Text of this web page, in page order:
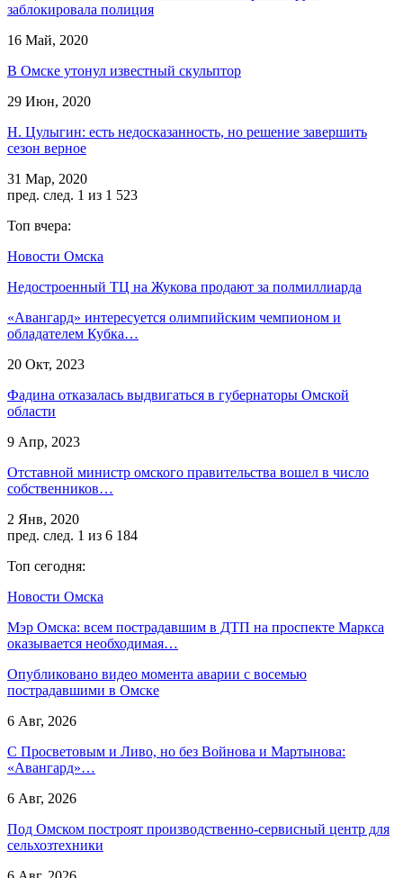
заблокировала полиция
16 Май, 2020
В Омске утонул известный скульптор
29 Июн, 2020
Н. Цулыгин: есть недосказанность, но решение завершить
сезон верное
31 Мар, 2020
пред. след. 1 из 1 523
Топ вчера:
Новости Омска
Недостроенный ТЦ на Жукова продают за полмиллиарда
«Авангард» интересуется олимпийским чемпионом и
обладателем Кубка…
20 Окт, 2023
Фадина отказалась выдвигаться в губернаторы Омской
области
9 Апр, 2023
Отставной министр омского правительства вошел в число
собственников…
2 Янв, 2020
пред. след. 1 из 6 184
Топ сегодня:
Новости Омска
Мэр Омска: всем пострадавшим в ДТП на проспекте Маркса
оказывается необходимая…
Опубликовано видео момента аварии с восемью
пострадавшими в Омске
6 Авг, 2026
С Просветовым и Ливо, но без Войнова и Мартынова:
«Авангард»…
6 Авг, 2026
Под Омском построят производственно-сервисный центр для
сельхозтехники